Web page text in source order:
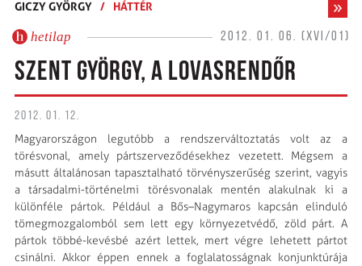
GICZY GYÖRGY / HÁTTÉR
hetilap 2012. 01. 06. (XVI/01)
SZENT GYÖRGY, A LOVASRENDŐR
2012. 01. 12.
Magyarországon legutóbb a rendszerváltoztatás volt az a
törésvonal, amely pártszerveződésekhez vezetett. Mégsem a
másutt általánosan tapasztalható törvényszerűség szerint, vagyis
a társadalmi-történelmi törésvonalak mentén alakulnak ki a
különféle pártok. Például a Bős–Nagymaros kapcsán elinduló
tömegmozgalomból sem lett egy környezetvédő, zöld párt. A
pártok többé-kevésbé azért lettek, mert végre lehetett pártot
csinálni. Akkor éppen ennek a foglalatosságnak konjunktúrája